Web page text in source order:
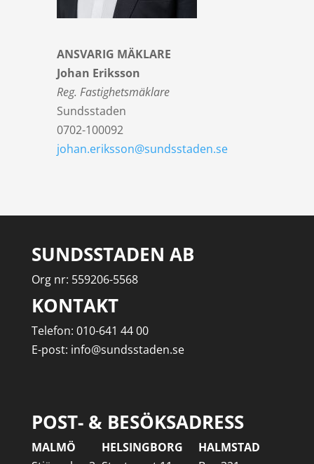
ANSVARIG MÄKLARE
Johan Eriksson
Reg. Fastighetsmäklare
Sundsstaden
0702-100092
johan.eriksson@sundsstaden.se
SUNDSSTADEN AB
Org nr: 559206-5568
KONTAKT
Telefon: 010-641 44 00
E-post: info@sundsstaden.se
POST- & BESÖKSADRESS
MALMÖ
HELSINGBORG
HALMSTAD